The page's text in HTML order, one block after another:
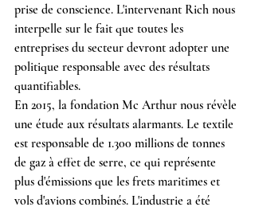
prise de conscience. L'intervenant Rich nous
interpelle sur le fait que toutes les
entreprises du secteur devront adopter une
politique responsable avec des résultats
quantifiables.
En 2015, la fondation Mc Arthur nous révèle
une étude aux résultats alarmants. Le textile
est responsable de 1.300 millions de tonnes
de gaz à effet de serre, ce qui représente
plus d'émissions que les frets maritimes et
vols d'avions combinés. L'industrie a été